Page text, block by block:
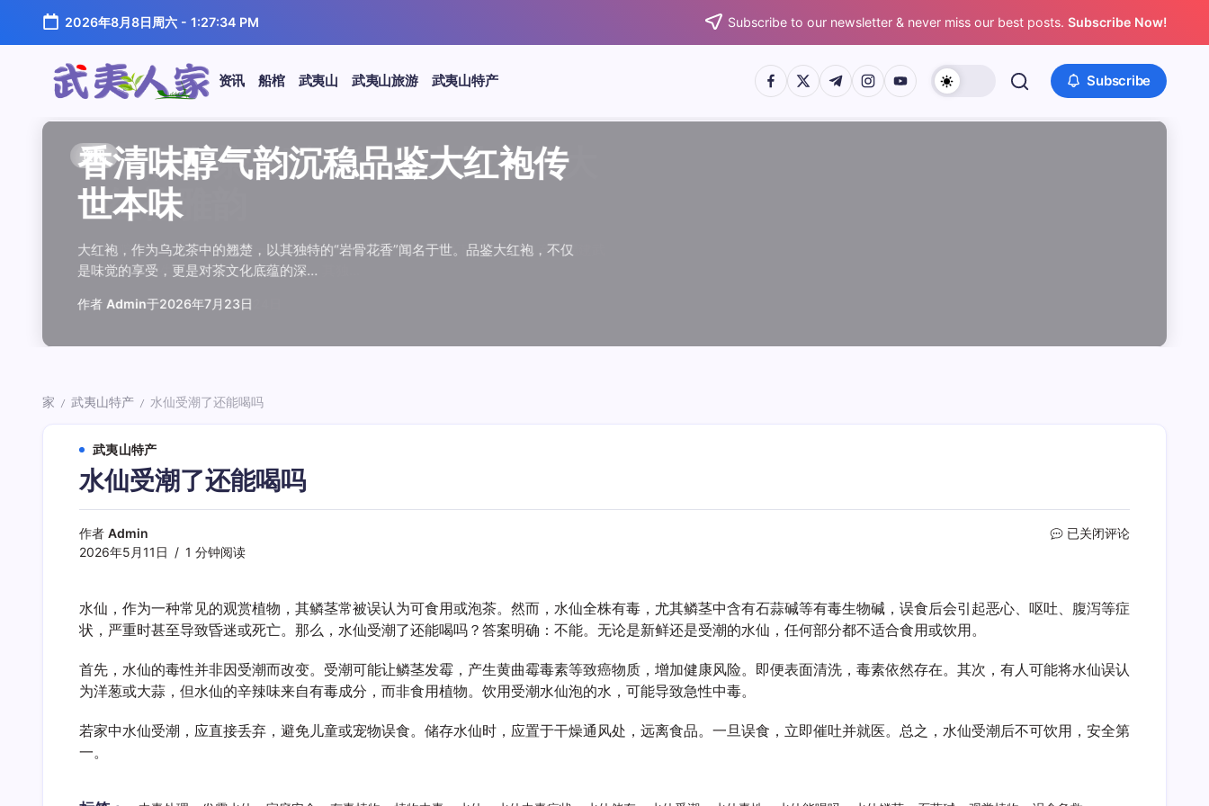
正
2026年8月8日周六- 1:27:35 PM Subscribe to our newsletter & never miss our best posts. Subscribe Now!
武
夷
资讯 船棺 武夷山 武夷山旅游 武夷山特产 https://www.facebook.com/
https://twitter.com/
https://t.me/
https://www.instagram.com/
https://youtube.com/ Subscribe
资讯
闲煮岩茶慢时光细品肉桂水仙大
红袍雅韵
在喧嚣的都市生活中，寻一处静谧，煮一壶岩茶，让时光慢下来。岩茶，产自福建武
夷山，因生长在岩石缝隙中而得名，其独…
作者 Admin于2026年7月24日
资讯
香清味醇气韵沉稳品鉴大红袍传
世本味
大红袍，作为乌龙茶中的翘楚，以其独特的“岩骨花香”闻名于世。品鉴大红袍，不仅
是味觉的享受，更是对茶文化底蕴的深…
作者 Admin于2026年7月23日
资讯
汤水顺滑底蕴绵长品鉴武夷水仙
温润质感
武夷水仙，作为乌龙茶中的经典品种，以其汤水顺滑、底蕴绵长而备受茶客青睐。品
鉴这款茶，仿佛在品味一段悠长的岁月，…
作者 Admin于2026年7月22日
资讯
唇齿留香久久不散品鉴武夷肉桂
独特魅力
武夷岩茶，素有“岩骨花香”之誉，而肉桂更是其中翘楚。其名源于香叶似肉桂，更因
其茶汤入口后，唇齿留香久久不散，令…
作者 Admin于2026年7月21日
资讯
岩韵浓淡各不同三款经典岩茶对
比品鉴
岩茶，作为乌龙茶中的瑰宝，以其独特的“岩韵”闻名于世。所谓岩韵，是茶叶在武夷
山丹霞地貌中吸收岩石矿物精华后形成…
作者 Admin于2026年7月20日
资讯
观汤色赏叶底全面品鉴肉桂水仙
大红袍
品鉴武夷岩茶，观汤色与赏叶底是关键环节。肉桂、水仙、大红袍作为岩茶代表，其
汤色与叶底各具特色，折射出工艺与山场…
作者 Admin于2026年7月19日
资讯
闲煮岩茶慢时光细品肉桂水仙大
红袍雅韵
在喧嚣的都市生活中，寻一处静谧，煮一壶岩茶，让时光慢下来。岩茶，产自福建武
夷山，因生长在岩石缝隙中而得名，其独…
作者 Admin于2026年7月24日
资讯
香清味醇气韵沉稳品鉴大红袍传
世本味
大红袍，作为乌龙茶中的翘楚，以其独特的“岩骨花香”闻名于世。品鉴大红袍，不仅
是味觉的享受，更是对茶文化底蕴的深…
作者 Admin于2026年7月23日
资讯汤水顺滑底蕴绵长品鉴武夷水仙
温润质感
武夷水仙，作为乌龙茶中的经典品种，以其汤水顺滑、底蕴绵长而备受茶客青睐。品
鉴这款茶，仿佛在品味一段悠长的岁月，…
Admin于2026年7月22日
资讯唇齿留香久久不散品鉴武夷肉桂
独特魅力
武夷岩茶，素有“岩骨花香”之誉，而肉桂更是其中翘楚。其名源于香叶似肉桂，更因
其茶汤入口后，唇齿留香久久不散，令…
Admin于2026年7月21日
资讯岩韵浓淡各不同三款经典岩茶对
比品鉴
岩茶，作为乌龙茶中的瑰宝，以其独特的“岩韵”闻名于世。所谓岩韵，是茶叶在武夷
山丹霞地貌中吸收岩石矿物精华后形成…
Admin于2026年7月20日
资讯观汤色赏叶底全面品鉴肉桂水仙
大红袍
品鉴武夷岩茶，观汤色与赏叶底是关键环节。肉桂、水仙、大红袍作为岩茶代表，其
汤色与叶底各具特色，折射出工艺与山场…
Admin于2026年7月19日
资讯闲煮岩茶慢时光细品肉桂水仙大
红袍雅韵
在喧嚣的都市生活中，寻一处静谧，煮一壶岩茶，让时光慢下来。岩茶，产自福建武
夷山，因生长在岩石缝隙中而得名，其独…
Admin于2026年7月24日
资讯香清味醇气韵沉稳品鉴大红袍传
世本味
大红袍，作为乌龙茶中的翘楚，以其独特的“岩骨花香”闻名于世。品鉴大红袍，不仅
是味觉的享受，更是对茶文化底蕴的深…
Admin于2026年7月23日
资讯汤水顺滑底蕴绵长品鉴武夷水仙
温润质感
武夷水仙，作为乌龙茶中的经典品种，以其汤水顺滑、底蕴绵长而备受茶客青睐。品
鉴这款茶，仿佛在品味一段悠长的岁月，…
Admin于2026年7月22日
资讯唇齿留香久久不散品鉴武夷肉桂
独特魅力
武夷岩茶，素有“岩骨花香”之誉，而肉桂更是其中翘楚。其名源于香叶似肉桂，更因
其茶汤入口后，唇齿留香久久不散，令…
Admin于2026年7月21日
资讯岩韵浓淡各不同三款经典岩茶对
比品鉴
岩茶，作为乌龙茶中的瑰宝，以其独特的“岩韵”闻名于世。所谓岩韵，是茶叶在武夷
山丹霞地貌中吸收岩石矿物精华后形成…
Admin于2026年7月20日
资讯观汤色赏叶底全面品鉴肉桂水仙
大红袍
品鉴武夷岩茶，观汤色与赏叶底是关键环节。肉桂、水仙、大红袍作为岩茶代表，其
汤色与叶底各具特色，折射出工艺与山场…
Admin于2026年7月19日
家 / 武夷山特产 / 水仙受潮了还能喝吗
武夷山特产
水仙受潮了还能喝吗
作者 Admin
2026年5月11日
1 分钟阅读
水
了
喝
已关闭评论
水仙，作为一种常见的观赏植物，其鳞茎常被误认为可食用或泡茶。然而，水仙全株有毒，尤其鳞茎中含有石蒜碱等有毒生物碱，误食后会引起恶心、呕吐、腹泻等症
状，严重时甚至导致昏迷或死亡。那么，水仙受潮了还能喝吗？答案明确：不能。无论是新鲜还是受潮的水仙，任何部分都不适合食用或饮用。
首先，水仙的毒性并非因受潮而改变。受潮可能让鳞茎发霉，产生黄曲霉毒素等致癌物质，增加健康风险。即便表面清洗，毒素依然存在。其次，有人可能将水仙误认
为洋葱或大蒜，但水仙的辛辣味来自有毒成分，而非食用植物。饮用受潮水仙泡的水，可能导致急性中毒。
若家中水仙受潮，应直接丢弃，避免儿童或宠物误食。储存水仙时，应置于干燥通风处，远离食品。一旦误食，立即催吐并就医。总之，水仙受潮后不可饮用，安全第
一。